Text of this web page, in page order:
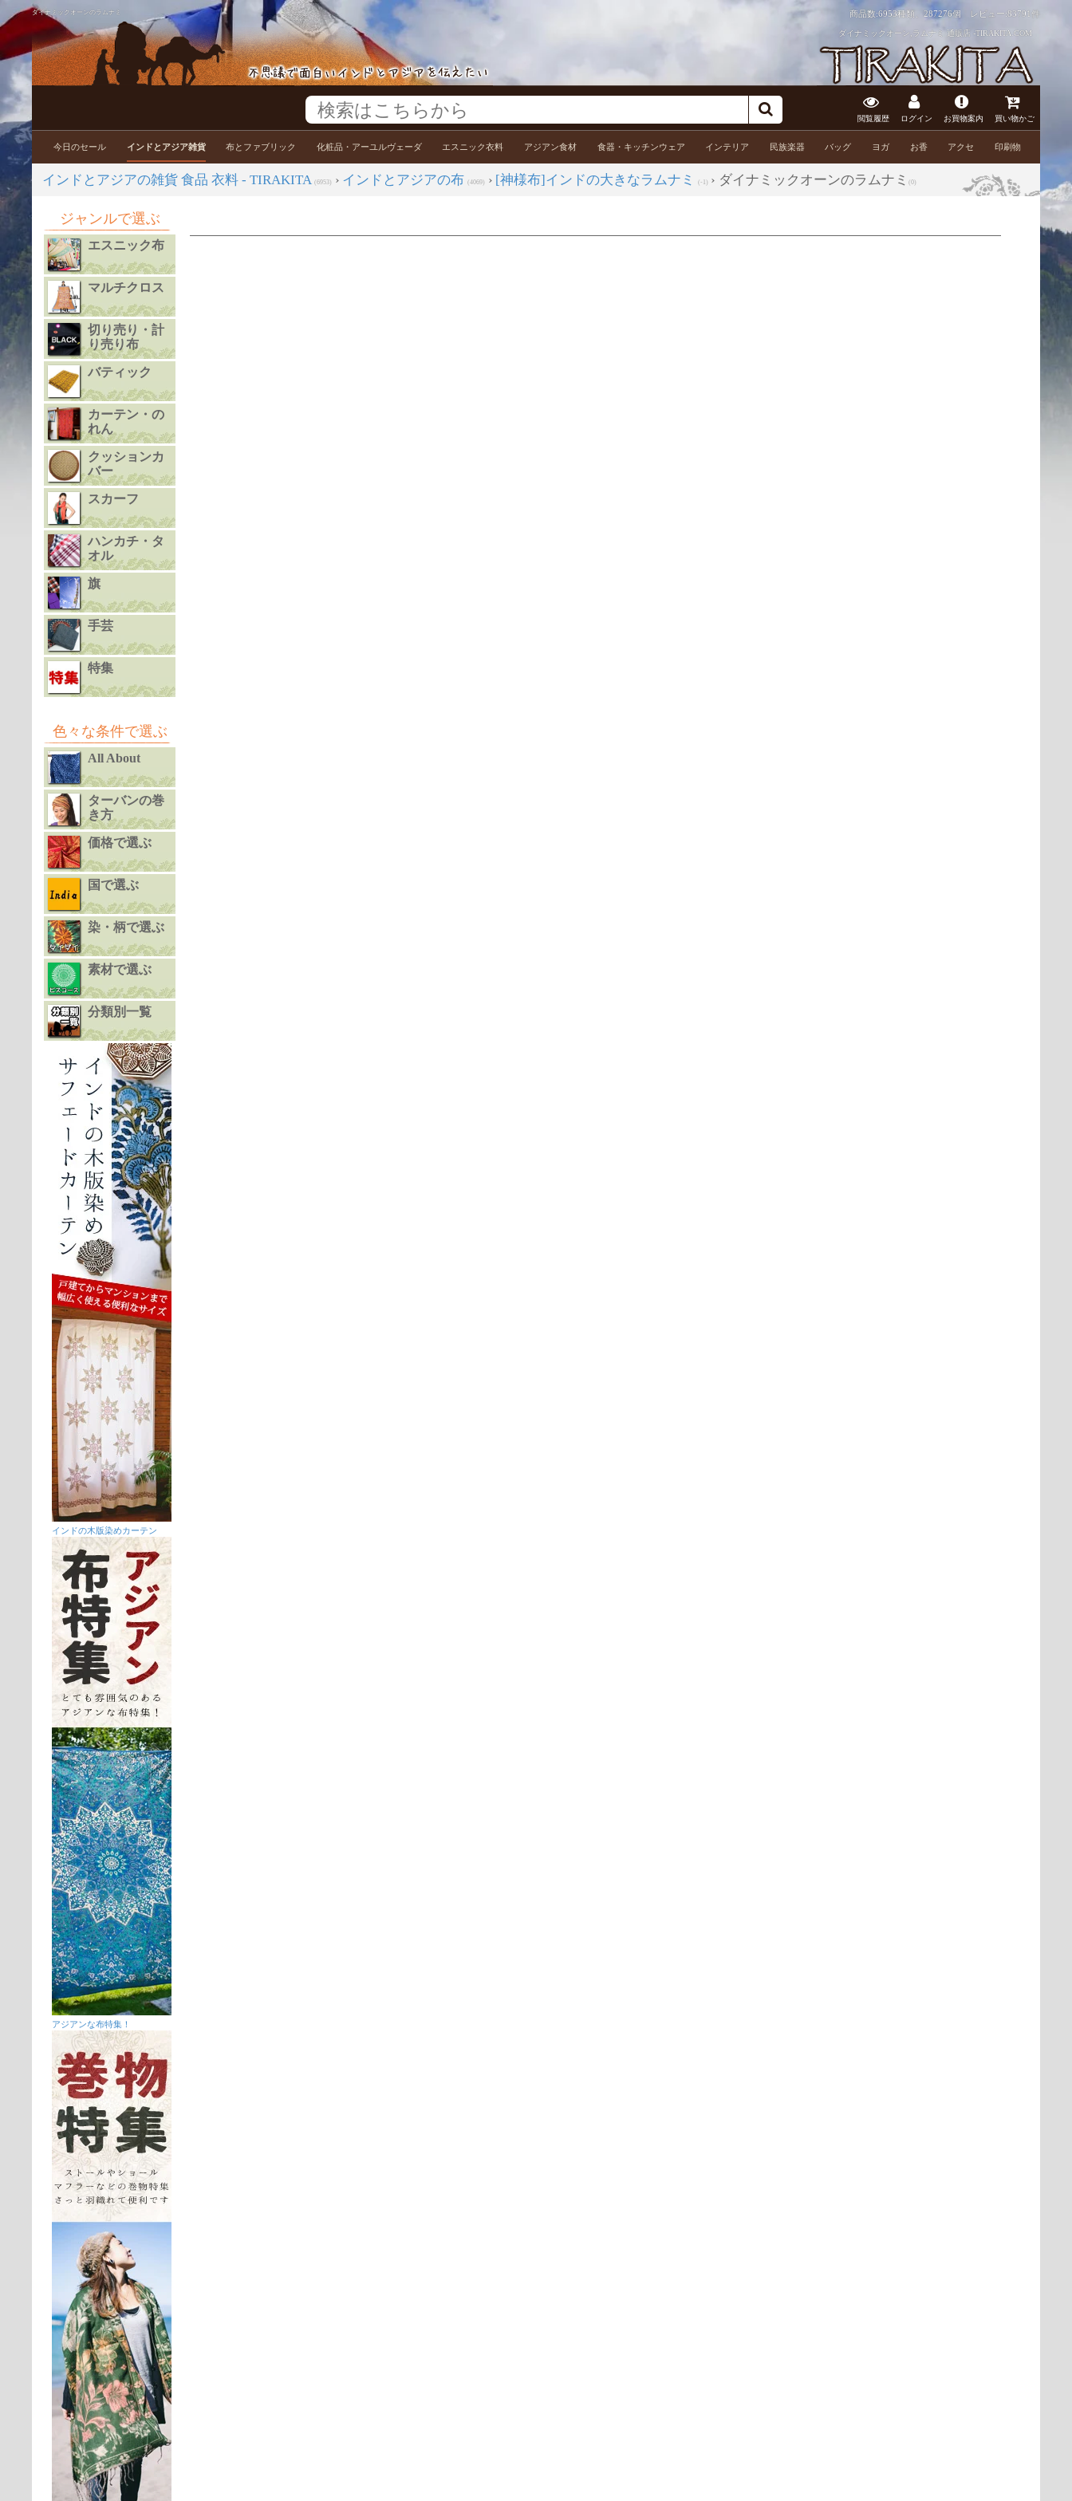
ダイナミックオーンのラムナミ 商品数:6953種類、287276個 レビュー:83791件
ダイナミックオーン,ラムナミ 通販店 -TIRAKITA.COM
閲覧履歴 ログイン お買物案内 買い物かご
今日のセール インドとアジア雑貨 布とファブリック 化粧品・アーユルヴェーダ エスニック衣料 アジアン食材 食器・キッチンウェア インテリア 民族楽器 バッグ ヨガ お香 アクセ 印刷物
インドとアジアの雑貨 食品 衣料 - TIRAKITA (6953) › インドとアジアの布 (4069) › [神様布]インドの大きなラムナミ (-1) › ダイナミックオーンのラムナミ (0)
ジャンルで選ぶ
エスニック布
マルチクロス
切り売り・計
り売り布
バティック
カーテン・の
れん
クッションカ
バー
スカーフ
ハンカチ・タ
オル
旗
手芸
特集
色々な条件で選ぶ
All About
ターバンの巻
き方
価格で選ぶ
国で選ぶ
染・柄で選ぶ
素材で選ぶ
分類別一覧
インドの木版染めカーテン
アジアンな布特集！